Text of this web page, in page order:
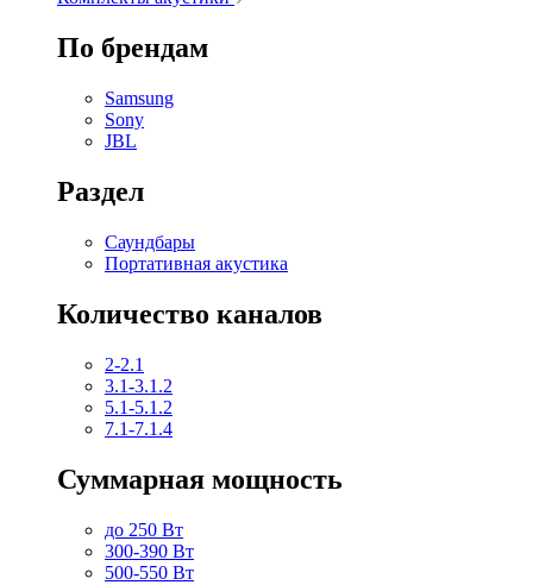
По брендам
Samsung
Sony
JBL
Раздел
Саундбары
Портативная акустика
Количество каналов
2-2.1
3.1-3.1.2
5.1-5.1.2
7.1-7.1.4
Суммарная мощность
до 250 Вт
300-390 Вт
500-550 Вт